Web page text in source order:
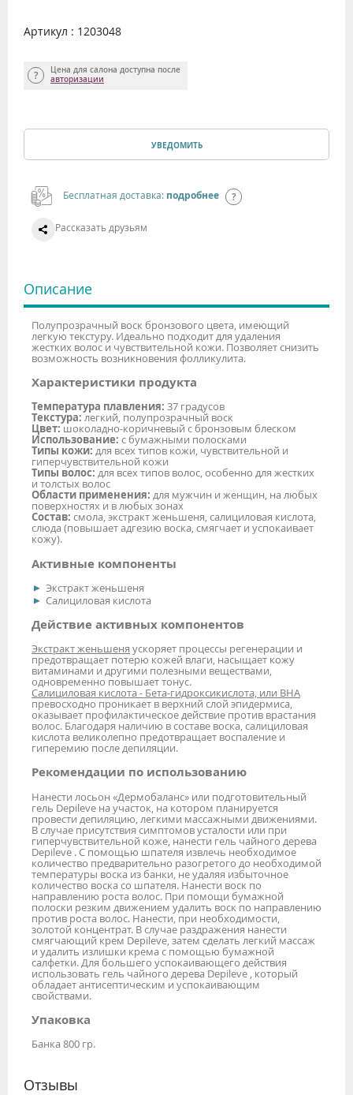
Артикул : 1203048
Цена для салона доступна после
авторизации
УВЕДОМИТЬ
Бесплатная доставка: подробнее
Рассказать друзьям
Описание
Полупрозрачный воск бронзового цвета, имеющий
легкую текстуру. Идеально подходит для удаления
жестких волос и чувствительной кожи. Позволяет снизить
возможность возникновения фолликулита.
Характеристики продукта
Температура плавления: 37 градусов
Текстура: легкий, полупрозрачный воск
Цвет: шоколадно-коричневый с бронзовым блеском
Использование: с бумажными полосками
Типы кожи: для всех типов кожи, чувствительной и
гиперчувствительной кожи
Типы волос: для всех типов волос, особенно для жестких
и толстых волос
Области применения: для мужчин и женщин, на любых
поверхностях и в любых зонах
Состав: смола, экстракт женьшеня, салициловая кислота,
слюда (повышает адгезию воска, смягчает и успокаивает
кожу).
Активные компоненты
Экстракт женьшеня
Салициловая кислота
Действие активных компонентов
Экстракт женьшеня ускоряет процессы регенерации и
предотвращает потерю кожей влаги, насыщает кожу
витаминами и другими полезными веществами,
одновременно повышает тонус.
Салициловая кислота - Бета-гидроксикислота, или BHА
превосходно проникает в верхний слой эпидермиса,
оказывает профилактическое действие против врастания
волос. Благодаря наличию в составе воска, салициловая
кислота великолепно предотвращает воспаление и
гиперемию после депиляции.
Рекомендации по использованию
Нанести лосьон «Дермобаланс» или подготовительный
гель Depileve на участок, на котором планируется
провести депиляцию, легкими массажными движениями.
В случае присутствия симптомов усталости или при
гиперчувствительной коже, нанести гель чайного дерева
Depileve . С помощью шпателя извлечь необходимое
количество предварительно разогретого до необходимой
температуры воска из банки, не удаляя избыточное
количество воска со шпателя. Нанести воск по
направлению роста волос. При помощи бумажной
полоски резким движением удалить воск по направлению
против роста волос. Нанести, при необходимости,
золотой концентрат. В случае раздражения нанести
смягчающий крем Depileve, затем сделать легкий массаж
и удалить излишки крема с помощью бумажной
салфетки. Для большего успокаивающего действия
использовать гель чайного дерева Depileve , который
обладает антисептическим и успокаивающим
свойствами.
Упаковка
Банка 800 гр.
Отзывы